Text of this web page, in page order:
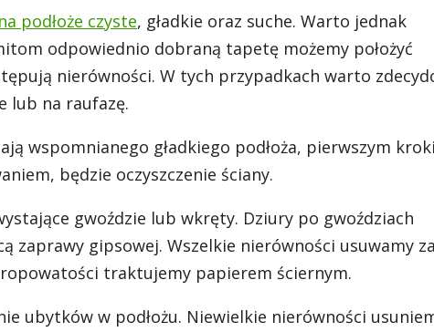
podłoże czyste, gładkie oraz suche. Warto jednak
odpowiednio dobraną tapetę możemy położyć
nierówności. W tych przypadkach warto
lub na raufazę.
wspomnianego gładkiego podłoża, pierwszym
będzie oczyszczenie ściany.
gwoździe lub wkręty. Dziury po gwoździach
zaprawy gipsowej. Wszelkie nierówności usuwamy za
traktujemy papierem ściernym.
ubytków w podłożu. Niewielkie nierówności